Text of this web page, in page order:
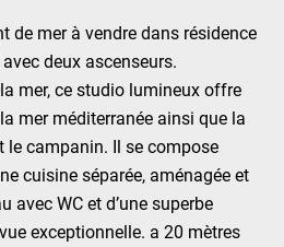
de mer à vendre dans résidence
deux ascenseurs.
mer, ce studio lumineux offre
mer méditerranée ainsi que la
le campanin. Il se compose
cuisine séparée, aménagée et
avec WC et d’une superbe
exceptionnelle. a 20 mètres